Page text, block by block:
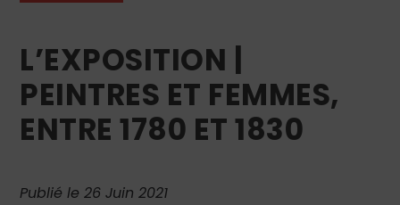
L’EXPOSITION |
PEINTRES ET FEMMES,
ENTRE 1780 ET 1830
Publié le 26 Juin 2021